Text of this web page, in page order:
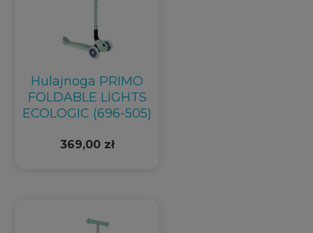
Hulajnoga PRIMO
FOLDABLE LIGHTS
ECOLOGIC (696-505)
369,00 zł